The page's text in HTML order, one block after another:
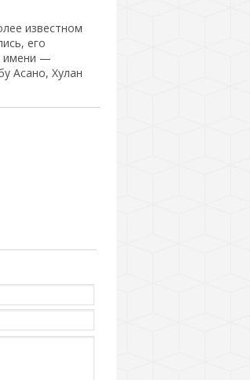
известном
его
имени —
Асано, Хулан